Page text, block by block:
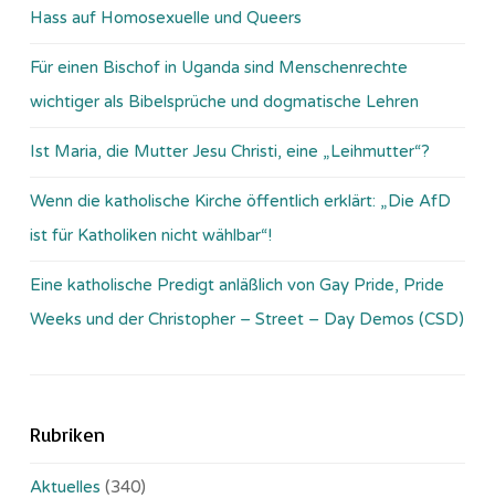
Hass auf Homosexuelle und Queers
Für einen Bischof in Uganda sind Menschenrechte
wichtiger als Bibelsprüche und dogmatische Lehren
Ist Maria, die Mutter Jesu Christi, eine „Leihmutter“?
Wenn die katholische Kirche öffentlich erklärt: „Die AfD
ist für Katholiken nicht wählbar“!
Eine katholische Predigt anläßlich von Gay Pride, Pride
Weeks und der Christopher – Street – Day Demos (CSD)
Rubriken
Aktuelles (340)